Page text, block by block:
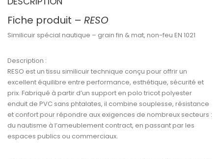
Fiche produit – RESO
Similicuir spécial nautique – grain fin & mat, non-feu EN 1021
Description :
RESO est un tissu similicuir technique conçu pour offrir un
excellent équilibre entre performance, esthétique, sécurité et
prix. Fabriqué à partir d’un support en polo tricot polyester
enduit de PVC sans phtalates, il combine souplesse, résistance
et confortpour répondre aux exigences de nombreux secteurs :
du nautisme à l’ameublement contract, en passant par les
espaces publics ou commerciaux.